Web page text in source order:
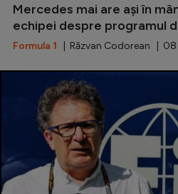
Mercedes mai are ași în
echipei despre programul
Formula 1 | Răzvan Codorean | 08